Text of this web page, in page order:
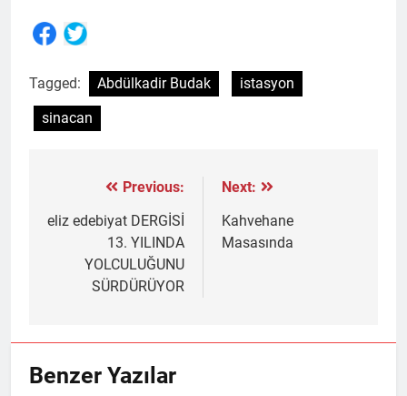
Tagged: Abdülkadir Budak
istasyon
sinacan
gezinmesi
Previous:
eliz edebiyat DERGİSİ
13. YILINDA
YOLCULUĞUNU
SÜRDÜRÜYOR
Next:
Kahvehane
Masasında
Benzer Yazılar